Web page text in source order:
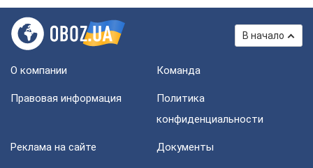
В начало
О компании Команда
Правовая информация
Политика
конфиденциальности
Реклама на сайте Документы